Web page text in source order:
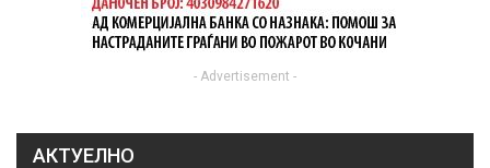
- Advertisement -
АКТУЕЛНО